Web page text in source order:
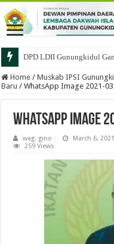
DPD LDII Gunungkidul
Home / Muskab IPSI
Baru / WhatsApp Image 2021-
WhatsApp Image
wag. gino March 6, 2021
259 Views